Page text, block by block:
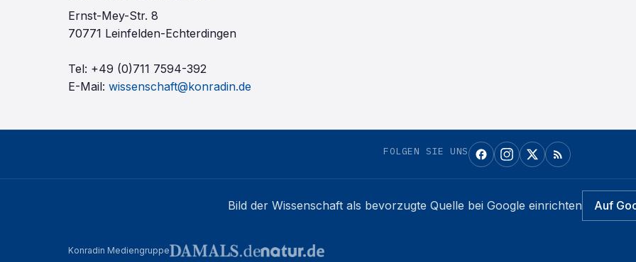
Ernst-Mey-Str. 8
70771 Leinfelden-Echterdingen
Tel: +49 (0)711 7594-392
E-Mail: wissenschaft@konradin.de
FOLGEN SIE UNS
Bild der Wissenschaft als bevorzugte Quelle bei Google einrichten Auf
Konradin Mediengruppe